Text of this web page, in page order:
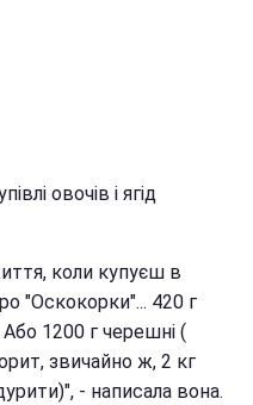
овочів і ягід
коли купуєш в
"Оскокорки"... 420 г
1200 г черешні (
звичайно ж, 2 кг
- написала вона.